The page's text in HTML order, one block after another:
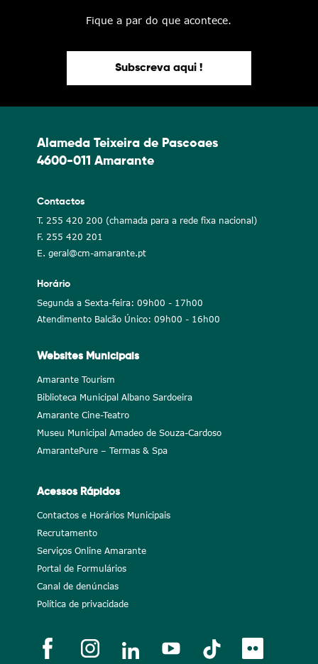
Fique a par do que acontece.
Subscreva aqui !
Alameda Teixeira de Pascoaes
4600-011 Amarante
Contactos
T. 255 420 200 (chamada para a rede fixa nacional)
F. 255 420 201
E. geral@cm-amarante.pt
Horário
Segunda a Sexta-feira: 09h00 - 17h00
Atendimento Balcão Único: 09h00 - 16h00
Websites Municipais
Amarante Tourism
Biblioteca Municipal Albano Sardoeira
Amarante Cine-Teatro
Museu Municipal Amadeo de Souza-Cardoso
AmarantePure – Termas & Spa
Acessos Rápidos
Contactos e Horários Municipais
Recrutamento
Serviços Online Amarante
Portal de Formulários
Canal de denúncias
Política de privacidade